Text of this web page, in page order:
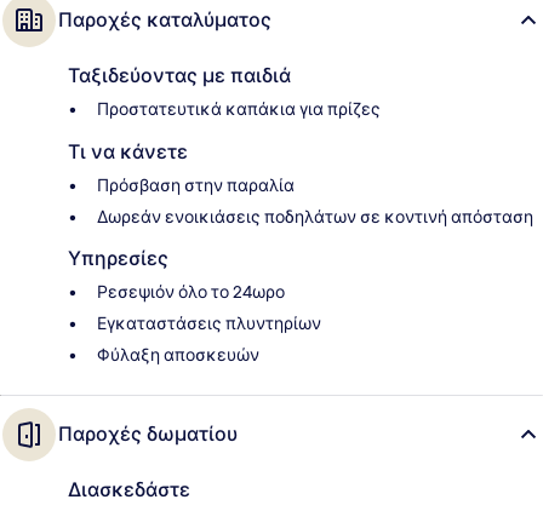
Παροχές καταλύματος
Ταξιδεύοντας με παιδιά
Προστατευτικά καπάκια για πρίζες
Τι να κάνετε
Πρόσβαση στην παραλία
Δωρεάν ενοικιάσεις ποδηλάτων σε κοντινή απόσταση
Υπηρεσίες
Ρεσεψιόν όλο το 24ωρο
Εγκαταστάσεις πλυντηρίων
Φύλαξη αποσκευών
Παροχές δωματίου
Διασκεδάστε